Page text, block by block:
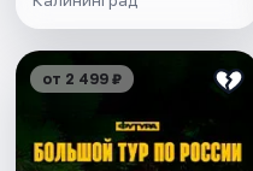
от 2 499 ₽